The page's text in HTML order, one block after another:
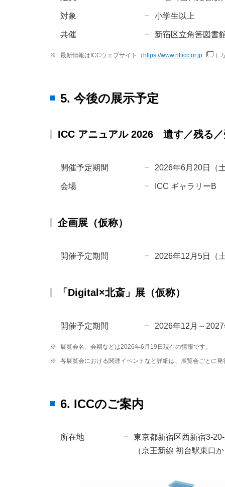
対象 小学生以上
共催 新宿区立角筈図書
※ 最新情報はICCウェブサイト（ https://www.ntticc.or.jp ）
5. 今後の展示予定
ICC アニュアル 2026 遺す／残る／
開催予定期間 2026年6月20日（
会場 ICC ギャラリーB
企画展（仮称）
開催予定期間 2026年12月5日（
「Digital×北斎」展（仮称）
開催予定期間 2026年12月～
※
展覧会名、会期などは2026年6月19日現在の情報です。
※
各展覧会における関連イベントなど詳細は、展覧会ごとに
6. ICCのご案内
所在地
東京都新宿区西新宿3-
（京王新線 初台駅東口